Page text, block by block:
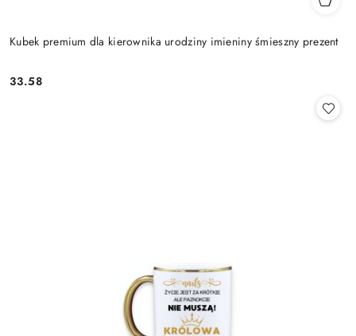
Kubek premium dla kierownika urodziny imieniny śmieszny prezent
Cena:
33.58